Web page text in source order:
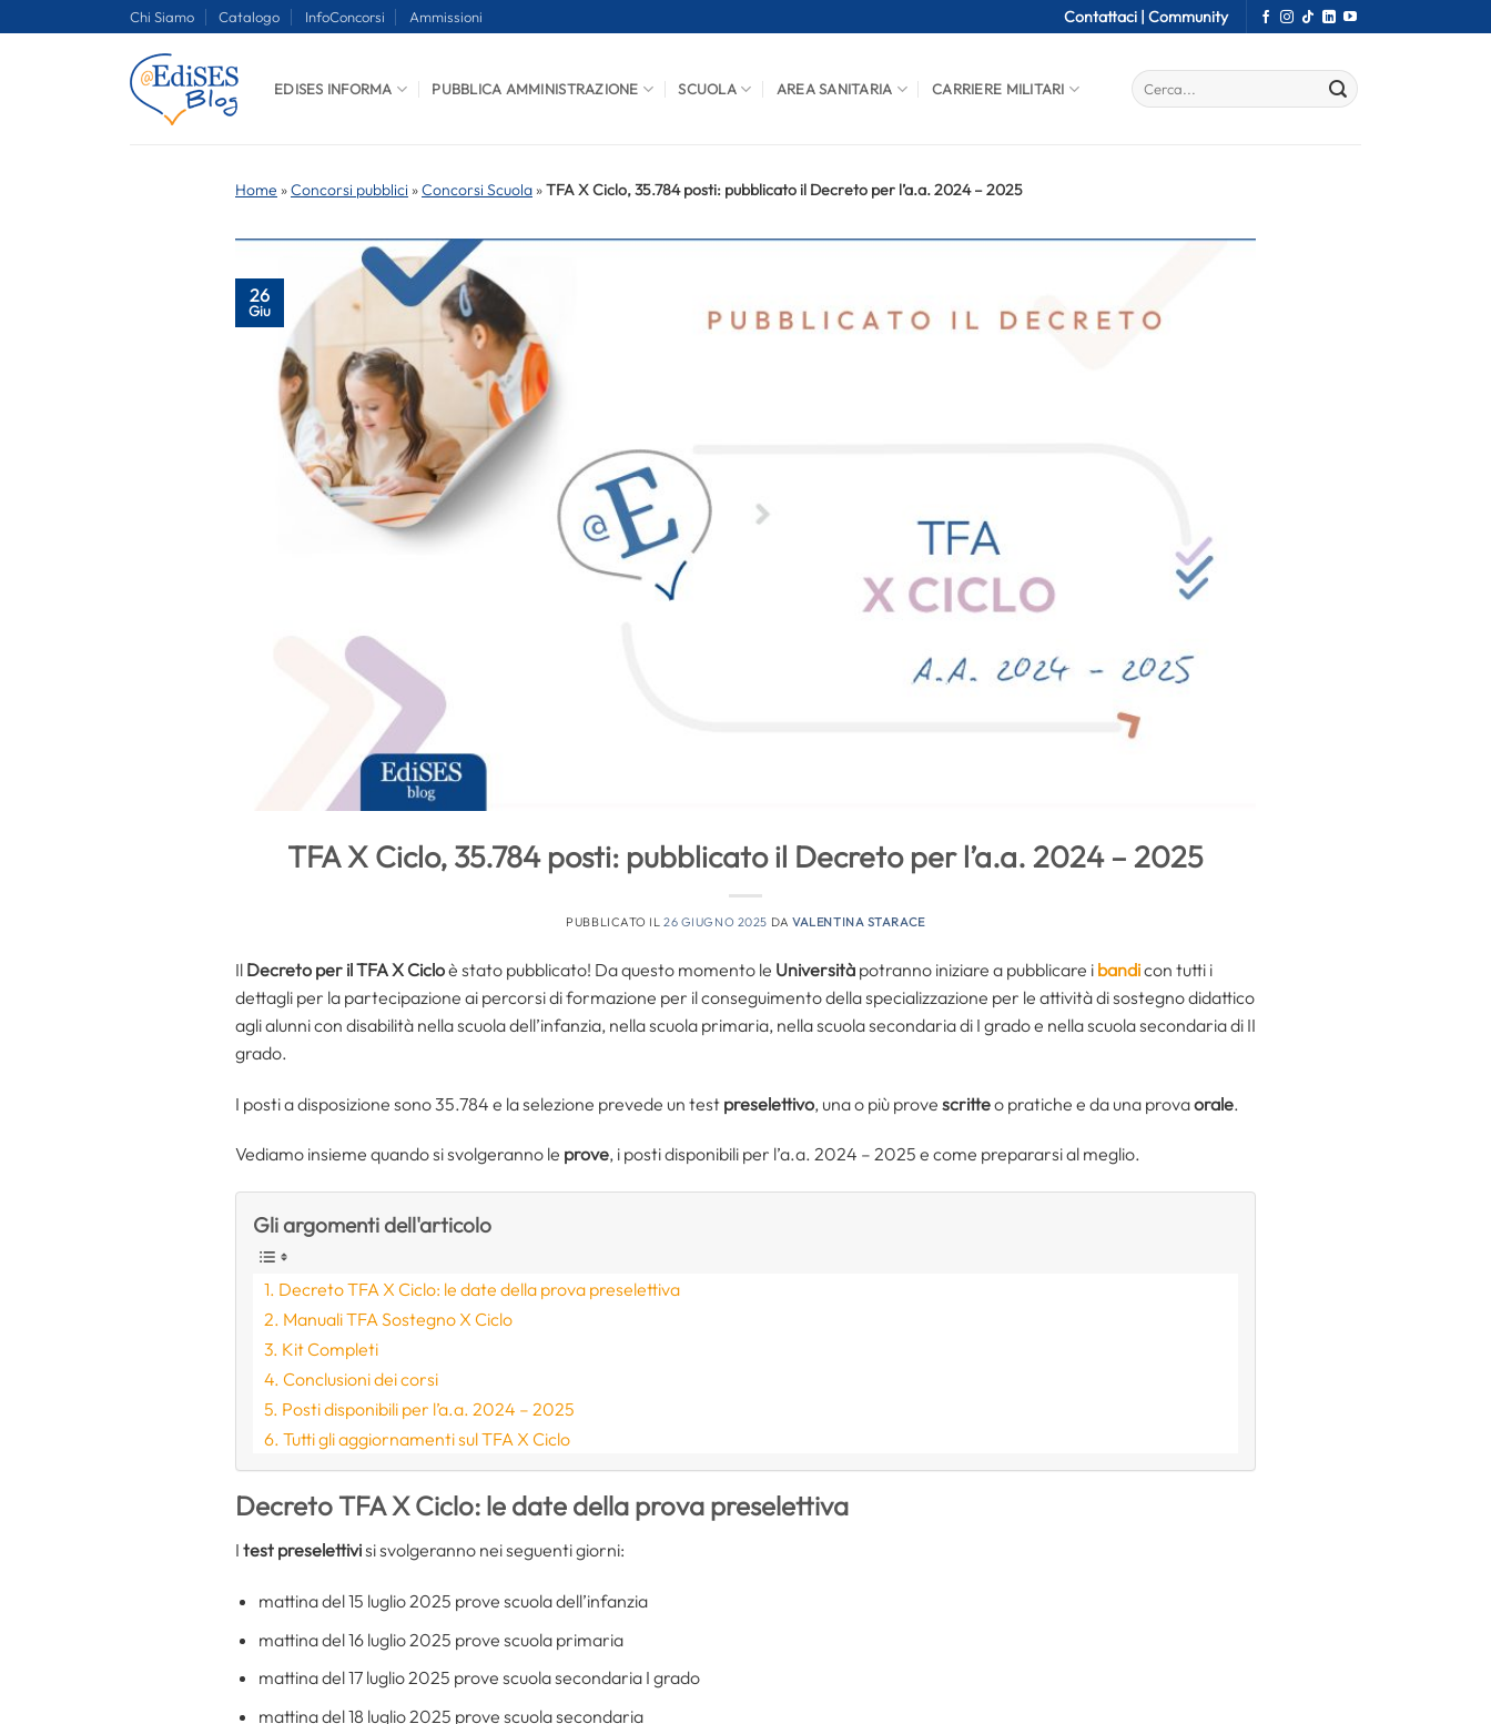
Chi Siamo Catalogo InfoConcorsi Ammissioni Contattaci | Community
EDISES INFORMA PUBBLICA AMMINISTRAZIONE SCUOLA AREA SANITARIA CARRIERE MILITARI
Home »Concorsi pubblici »Concorsi Scuola »TFA X Ciclo, 35.784 posti: pubblicato il Decreto per l’a.a. 2024 – 2025
26
Giu
TFA X Ciclo, 35.784 posti: pubblicato il Decreto per l’a.a. 2024 – 2025
PUBBLICATO IL26 GIUGNO 2025 DAVALENTINA STARACE
Il Decreto per il TFA X Cicloè stato pubblicato! Da questo momento le Università potranno iniziare a pubblicare i bandicon tutti i
dettagli per la partecipazione ai percorsi di formazione per il conseguimento della specializzazione per le attività di sostegno didattico
agli alunni con disabilità nella scuola dell’infanzia, nella scuola primaria, nella scuola secondaria di I grado e nella scuola secondaria di II
grado.
I posti a disposizione sono 35.784 e la selezione prevede un test preselettivo, una o più prove scritteo pratiche e da una provaorale.
Vediamo insieme quando si svolgeranno le prove, i posti disponibili per l’a.a. 2024 – 2025 e come prepararsi al meglio.
Gli argomenti dell'articolo
Decreto TFA X Ciclo: le date della prova preselettiva
Manuali TFA Sostegno X Ciclo
Kit Completi
Conclusioni dei corsi
Posti disponibili per l’a.a. 2024 – 2025
Tutti gli aggiornamenti sul TFA X Ciclo
Decreto TFA X Ciclo: le date della prova preselettiva
I test preselettivisi svolgeranno nei seguenti giorni:
mattina del 15 luglio 2025 prove scuola dell’infanzia
mattina del 16 luglio 2025 prove scuola primaria
mattina del 17 luglio 2025 prove scuola secondaria I grado
mattina del 18 luglio 2025 prove scuola secondaria